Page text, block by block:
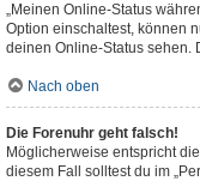
„Meinen Online-Status
Option einschaltest, können
deinen Online-Status sehen.
Nach oben
Die Forenuhr geht falsch!
Möglicherweise entspricht
diesem Fall solltest du im